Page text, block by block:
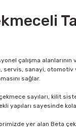
çalışma
servis, sanayi, otomotiv
sağlar.
sayıları, kilit
yapıları sayesinde
yer alan Beta